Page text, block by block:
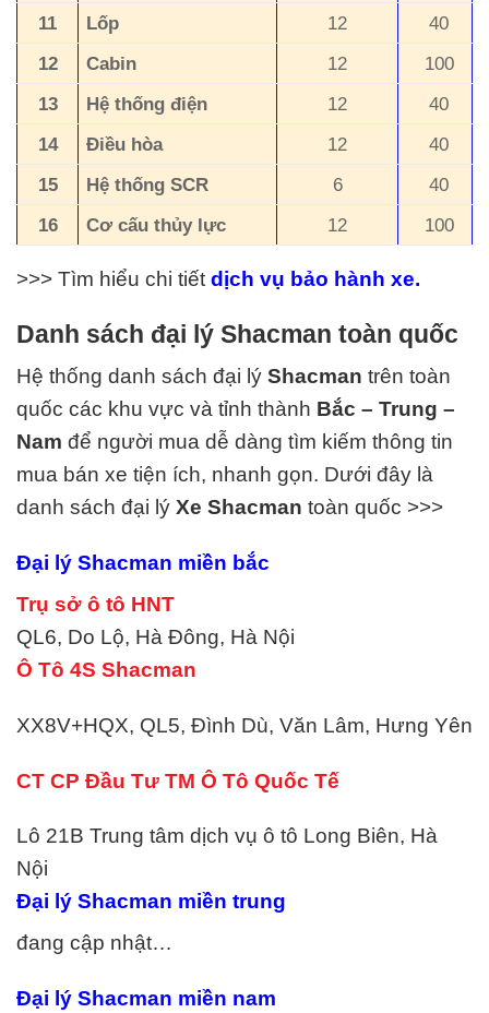
11
Lốp 12
40
12
Cabin 12
100
13
Hệ thống điện 12
40
14
Điều hòa 12
40
15
Hệ thống SCR 6
40
16
Cơ cấu thủy lực 12 100
>>> Tìm hiểu chi tiết dịch vụ bảo hành xe.
Danh sách đại lý Shacman toàn quốc
Hệ thống danh sách đại lý Shacman trên toàn
quốc các khu vực và tỉnh thành Bắc – Trung –
Nam để người mua dễ dàng tìm kiếm thông tin
mua bán xe tiện ích, nhanh gọn. Dưới đây là
danh sách đại lý Xe Shacman toàn quốc >>>
Đại lý Shacman miền bắc
Trụ sở ô tô HNT
QL6, Do Lộ, Hà Đông, Hà Nội
Ô Tô 4S Shacman
XX8V+HQX, QL5, Đình Dù, Văn Lâm, Hưng Yên
CT CP Đầu Tư TM Ô Tô Quốc Tế
Lô 21B Trung tâm dịch vụ ô tô Long Biên, Hà
Nội
Đại lý Shacman miền trung
đang cập nhật…
Đại lý Shacman miền nam